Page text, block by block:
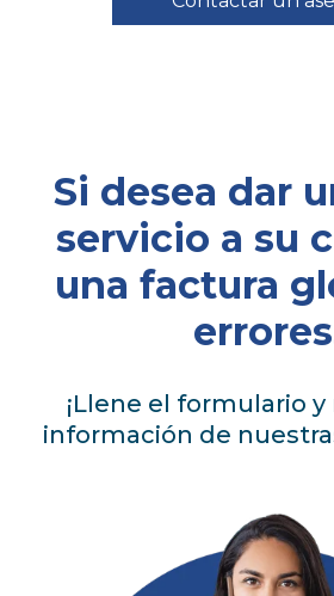
Si desea dar
servicio a su
una factura
¡Llene el formulario
información de